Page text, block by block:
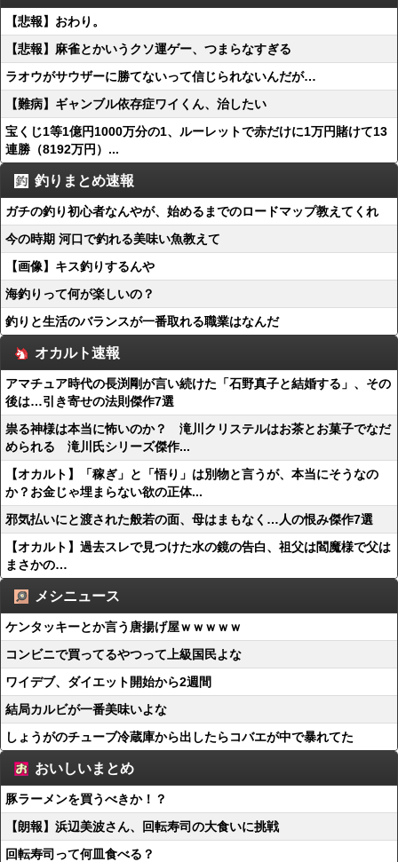
【悲報】おわり。
【悲報】麻雀とかいうクソ運ゲー、つまらなすぎる
ラオウがサウザーに勝てないって信じられないんだが…
【難病】ギャンブル依存症ワイくん、治したい
宝くじ1等1億円1000万分の1、ルーレットで赤だけに1万円賭けて13
連勝（8192万円）...
釣りまとめ速報
ガチの釣り初心者なんやが、始めるまでのロードマップ教えてくれ
今の時期 河口で釣れる美味い魚教えて
【画像】キス釣りするんや
海釣りって何が楽しいの？
釣りと生活のバランスが一番取れる職業はなんだ
オカルト速報
アマチュア時代の長渕剛が言い続けた「石野真子と結婚する」、その
後は…引き寄せの法則傑作7選
祟る神様は本当に怖いのか？ 滝川クリステルはお茶とお菓子でなだ
められる 滝川氏シリーズ傑作...
【オカルト】「稼ぎ」と「悟り」は別物と言うが、本当にそうなの
か？お金じゃ埋まらない欲の正体...
邪気払いにと渡された般若の面、母はまもなく…人の恨み傑作7選
【オカルト】過去スレで見つけた水の鏡の告白、祖父は閻魔様で父は
まさかの…
メシニュース
ケンタッキーとか言う唐揚げ屋ｗｗｗｗｗ
コンビニで買ってるやつって上級国民よな
ワイデブ、ダイエット開始から2週間
結局カルビが一番美味いよな
しょうがのチューブ冷蔵庫から出したらコバエが中で暴れてた
おいしいまとめ
豚ラーメンを買うべきか！？
【朗報】浜辺美波さん、回転寿司の大食いに挑戦
回転寿司って何皿食べる？